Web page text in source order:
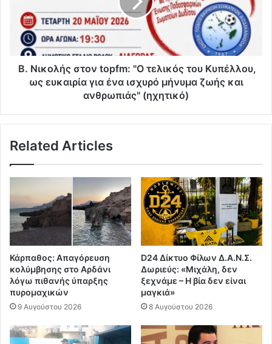
τελικός
του
Κυπέλλου,
ευκαιρία
μήνυμα
και
(ηχητικό)
Β. Νικολής στον topfm: "Ο τελικός του Κυπέλλου,
ως ευκαιρία για ένα ισχυρό μήνυμα ζωής και
ανθρωπιάς" (ηχητικό)
Related Articles
Κάρπαθος: Απαγόρευση
κολύμβησης στο Αρδάνι
λόγω πιθανής ύπαρξης
πυρομαχικών
9 Αυγούστου 2026
D24 Δίκτυο Φίλων Δ.Α.Ν.Σ.
Δωριεύς: «Μιχάλη, δεν
ξεχνάμε – Η βία δεν είναι
μαγκιά»
8 Αυγούστου 2026